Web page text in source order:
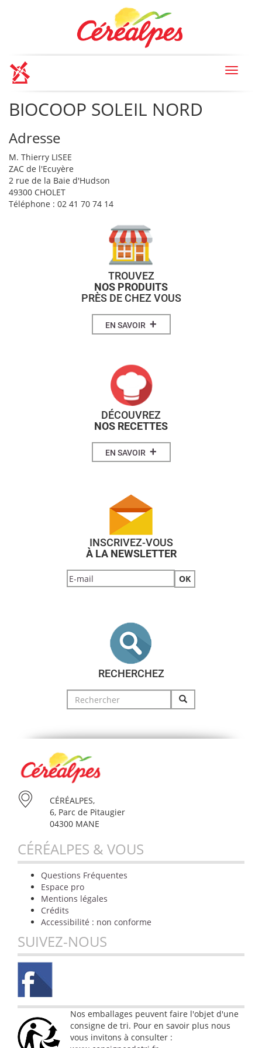
Toggle
BIOCOOP SOLEIL NORD
Adresse
M. Thierry LISEE
ZAC de l'Ecuyère
2 rue de la Baie d'Hudson
49300 CHOLET
Téléphone : 02 41 70 74 14
TROUVEZ
NOS PRODUITS
PRÈS DE CHEZ VOUS
EN SAVOIR +
DÉCOUVREZ
NOS RECETTES
EN SAVOIR +
INSCRIVEZ-VOUS
À LA NEWSLETTER
RECHERCHEZ
Search
for:
CÉRÉALPES,
6, Parc de Pitaugier
04300 MANE
CÉRÉALPES & VOUS
Questions Fréquentes
Espace pro
Mentions légales
Crédits
Accessibilité : non conforme
SUIVEZ-NOUS
Nos emballages peuvent faire l'objet d'une
consigne de tri. Pour en savoir plus nous
vous invitons à consulter :